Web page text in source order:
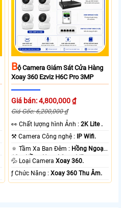
BỘ Camera Giám Sát Cửa Hàng
Xoay 360 Ezviz H6C Pro 3MP
Giá bán: 4,800,000 ₫
Giá Gốc: 6,200,000 ₫
️👀 Chất lượng hình Ảnh :2K Lite .
⚒ Camera Công nghệ :
IP Wifi.
🔅 Tầm Xa Ban Đêm : Hồng Ngoại
10m Hồng Ngoại Smart IR.
💦 Loại CameraXoay 360.
️ƒ Chức Năng :Xoay 360 Thu Âm.